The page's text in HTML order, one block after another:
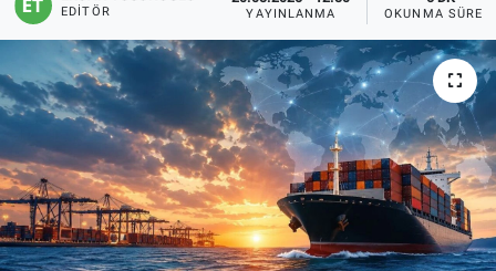
EDITÖR YAYINLANMA OKUNMA SÜRESI